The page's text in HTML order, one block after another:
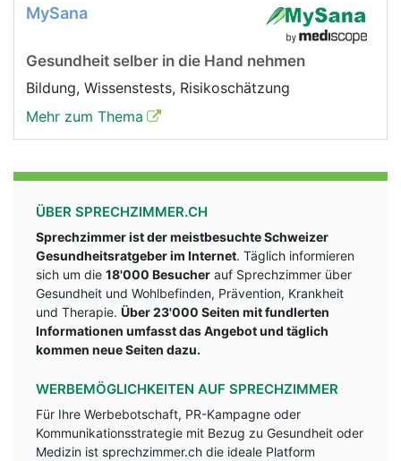
MySana
Gesundheit selber in die Hand nehmen
Bildung, Wissenstests, Risikoschätzung
Mehr zum Thema
ÜBER SPRECHZIMMER.CH
Sprechzimmer ist der meistbesuchte Schweizer
Gesundheitsratgeber im Internet. Täglich informieren
sich um die 18'000 Besucher auf Sprechzimmer über
Gesundheit und Wohlbefinden, Prävention, Krankheit
und Therapie. Über 23'000 Seiten mit fundlerten
Informationen umfasst das Angebot und täglich
kommen neue Seiten dazu.
WERBEMÖGLICHKEITEN AUF SPRECHZIMMER
Für Ihre Werbebotschaft, PR-Kampagne oder
Kommunikationsstrategie mit Bezug zu Gesundheit oder
Medizin ist sprechzimmer.ch die ideale Platform